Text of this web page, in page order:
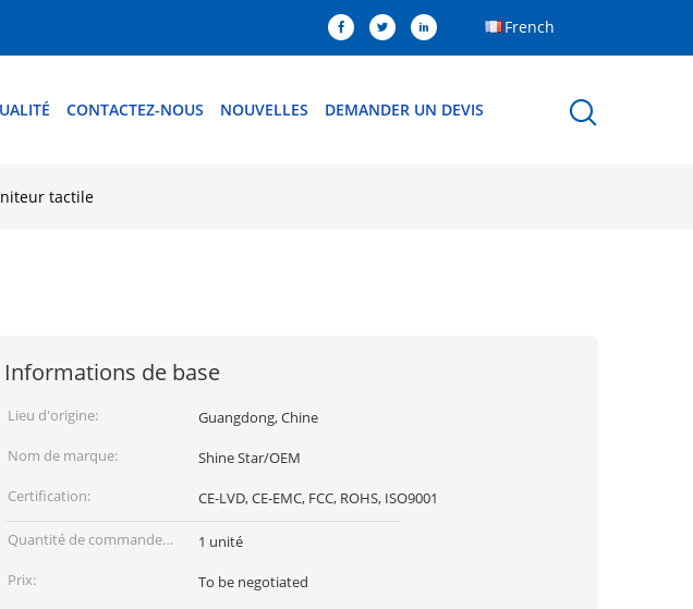
French
CONTACTEZ-NOUS NOUVELLES DEMANDER UN DEVIS
tactile
Informations de base
Lieu d'origine:
Guangdong, Chine
Nom de marque:
Shine Star/OEM
Certification:
CE-LVD, CE-EMC, FCC, ROHS, ISO9001
Quantité de commande
min:
1 unité
Prix:
To be negotiated